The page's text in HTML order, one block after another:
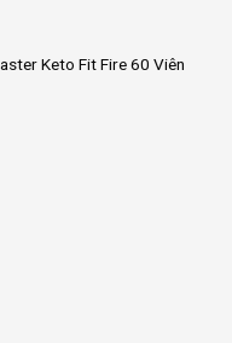
Keto Fit Fire 60 Viên